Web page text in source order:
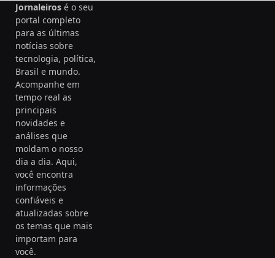
Jornaleiros é o seu
portal completo
para as últimas
notícias sobre
tecnologia, política,
Brasil e mundo.
Acompanhe em
tempo real as
principais
novidades e
análises que
moldam o nosso
dia a dia. Aqui,
você encontra
informações
confiáveis e
atualizadas sobre
os temas que mais
importam para
você.